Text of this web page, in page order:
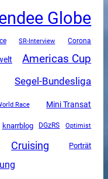
Globe
SR-Interview Corona
Americas Cup
Segel-Bundesliga
Race Mini Transat
knarrblog DGzRS Optimist
Cruising Porträt